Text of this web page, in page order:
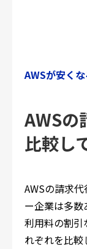
AWSが安く
AWSの
比較し
AWSの請求
ー企業は多数
利用料の割引
れぞれを比